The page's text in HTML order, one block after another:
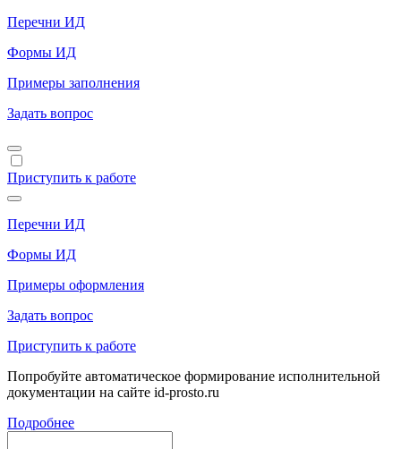
Перечни ИД
Формы ИД
Примеры заполнения
Задать вопрос
Приступить к работе
Перечни ИД
Формы ИД
Примеры оформления
Задать вопрос
Приступить к работе
Попробуйте автоматическое формирование исполнительной
документации на сайте id-prosto.ru
Подробнее